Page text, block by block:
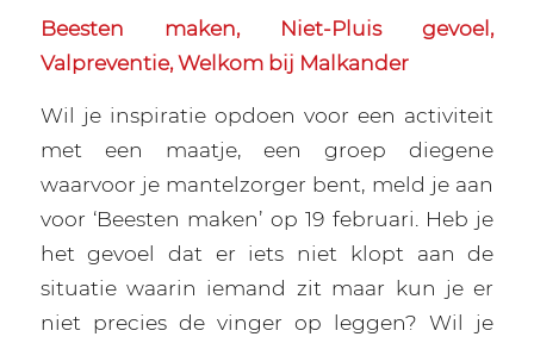
Beesten maken, Niet-Pluis gevoel,
Valpreventie, Welkom bij Malkander
Wil je inspiratie opdoen voor een activiteit
met een maatje, een groep diegene
waarvoor je mantelzorger bent, meld je aan
voor ‘Beesten maken’ op 19 februari. Heb je
het gevoel dat er iets niet klopt aan de
situatie waarin iemand zit maar kun je er
niet precies de vinger op leggen? Wil je